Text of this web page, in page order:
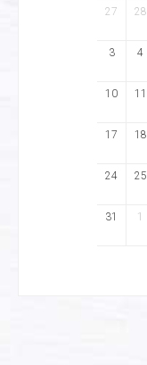
27 28
3 4
10 11
17 18
24 25
31 1